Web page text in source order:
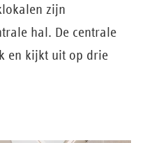
zijn
hal. De centrale
en kijkt uit op drie